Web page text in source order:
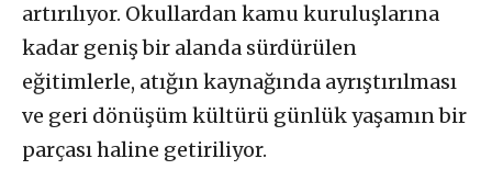
artırılıyor. Okullardan kamu kuruluşlarına
kadar geniş bir alanda sürdürülen
eğitimlerle, atığın kaynağında ayrıştırılması
ve geri dönüşüm kültürü günlük yaşamın bir
parçası haline getiriliyor.